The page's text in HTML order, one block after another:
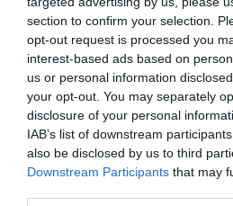
section to confirm your selection.
opt-out request is processed you
interest-based ads based on
us or personal information
your opt-out. You may separately
disclosure of your personal
IAB’s list of downstream
also be disclosed by us to third
Downstream Participants that may
ΘΕΜΑΤΑ / ΝΕΑ
Ετήσια ομιλία
Άγγελου
Δεληβορριά 2019
στο Μουσείο
Μπενάκη